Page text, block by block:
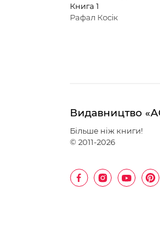
Книга 1
Рафал Косік
Видавництво
Більше ніж книги!
© 2011-2026